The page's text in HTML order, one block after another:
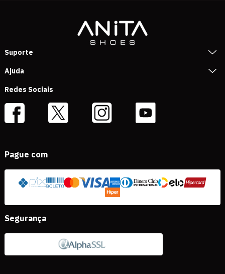
Suporte
Ajuda
Redes Sociais
Pague com
Segurança